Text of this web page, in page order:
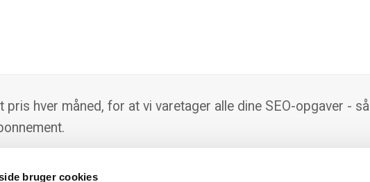
bruger cookies
hver måned, for at vi varetager alle dine SEO-opgaver - så